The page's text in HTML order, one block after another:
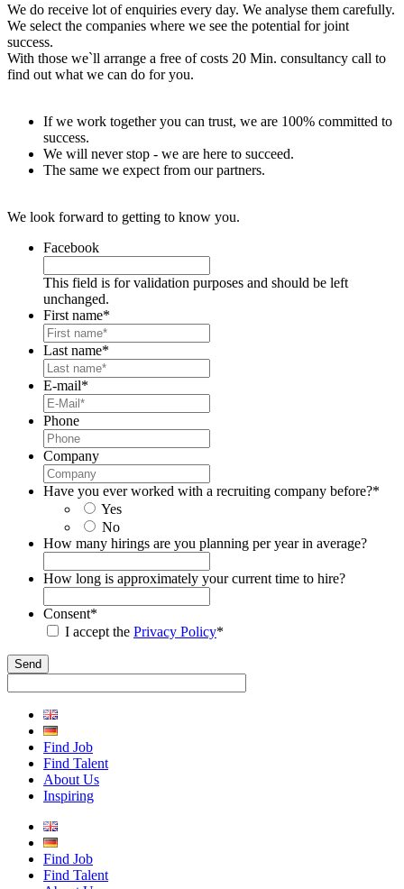
We do receive lot of enquiries every day. We analyse them carefully.
We select the companies where we see the potential for joint
success.
With those we`ll arrange a free of costs 20 Min. consultancy call to
find out what we can do for you.
If we work together you can trust, we are 100% committed to
success.
We will never stop - we are here to succeed.
The same we expect from our partners.
We look forward to getting to know you.
Facebook
This field is for validation purposes and should be left
unchanged.
First name*
Last name*
E-mail*
Phone
Company
Have you ever worked with a recruiting company before?*
Yes
No
How many hirings are you planning per year in average?
How long is approximately your current time to hire?
Consent*
I accept the Privacy Policy*
Find Job
Find Talent
About Us
Inspiring
Find Job
Find Talent